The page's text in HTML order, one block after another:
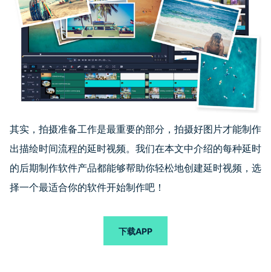
其实，拍摄准备工作是最重要的部分，拍摄好图片才能制作
出描绘时间流程的延时视频。我们在本文中介绍的每种延时
的后期制作软件产品都能够帮助你轻松地创建延时视频，选
择一个最适合你的软件开始制作吧！
下载APP